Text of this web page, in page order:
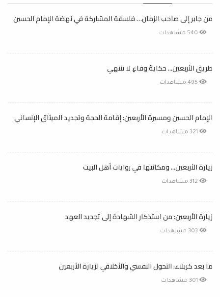
من جابر إلى صاحب الزمان… فلسفة المشاركة في نهضة الإمام الحسين
طريق الأربعين... حكايةُ وفاءٍ لا تنتهي
الإمام الحسين ومسيرة الأربعين: إقامة الحجة وتجديد الميثاق الإنساني
زيارة الأربعين... ومكانتها في روايات أهل البيت
زيارة الأربعين: من استذكار الشهادة إلى تجديد العهد
ما بعد كربلاء: التحول النفسي والأخلاقي لزيارة الأربعين